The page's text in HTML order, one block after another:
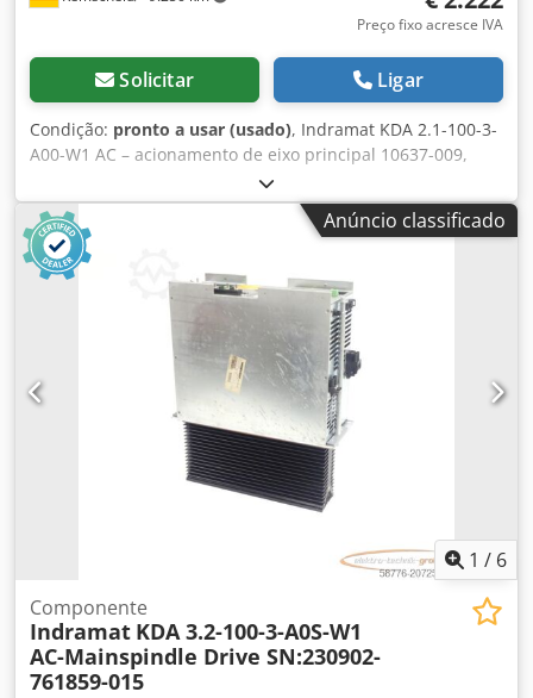
Preço fixo acresce IVA
Solicitar Ligar
Condição: pronto a usar (usado), Indramat KDA 2.1-100-3-
A00-W1 AC – acionamento de eixo principal 10637-009,
completamente revisado e testado por profissionais, com
12 meses de garantia, 100% funcional, fornecimento
conforme fotos. Dkodpfox Dw E Asx AmgorAnúncio classificado
1 / 6
Componente
Indramat KDA 3.2-100-3-A0S-W1
AC-Mainspindle Drive SN:230902-
761859-015